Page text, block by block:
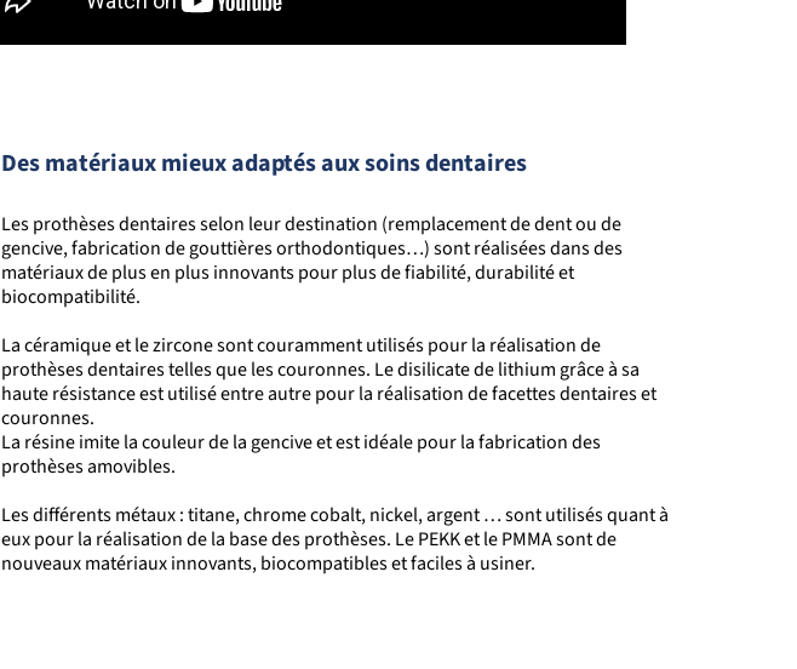
Des matériaux mieux adaptés aux soins dentaires
Les prothèses dentaires selon leur destination (remplacement de dent ou de
gencive, fabrication de gouttières orthodontiques…) sont réaliséesdansdes
matériaux de plus en plus innovants pour plus de fiabilité, durabilité et
biocompatibilité.
La céramique et le zircone sont couramment utilisés pour la réalisation de
prothèses dentaires telles que les couronnes. Le disilicate de lithium grâce à sa
haute résistance est utilisé entre autre pour la réalisation de facettes dentaires et
couronnes.
La résine imite la couleur de la gencive et est idéale pour la fabrication des
prothèses amovibles.
Les différents métaux : titane, chrome cobalt, nickel, argent … sont utilisés quant à
eux pour la réalisation de la base des prothèses. Le PEKK et le PMMA sont de
nouveaux matériaux innovants, biocompatibles et faciles à usiner.